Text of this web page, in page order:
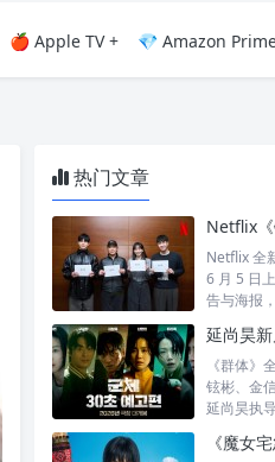
🍎 Apple TV + 💎 Amazon
热门文章
Netflix 全
6 月 5 日
告与海报
《群体》
铉彬、金
延尚昊执